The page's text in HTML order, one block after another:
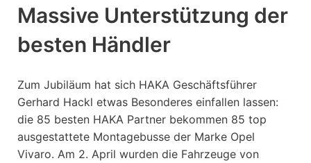
Massive Unterstützung der
besten Händler
Zum Jubiläum hat sich HAKA Geschäftsführer
Gerhard Hackl etwas Besonderes einfallen lassen:
die 85 besten HAKA Partner bekommen 85 top
ausgestattete Montagebusse der Marke Opel
Vivaro. Am 2. April wurden die Fahrzeuge von